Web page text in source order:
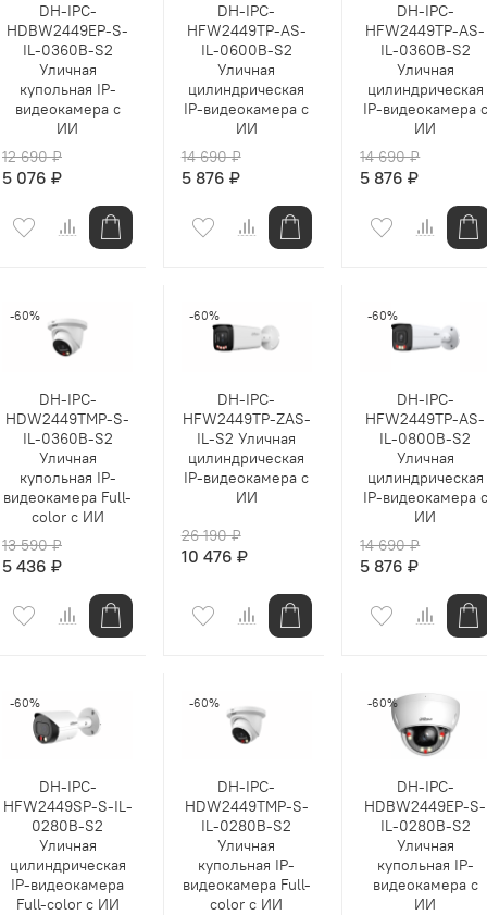
DH-IPC-
HDBW2449EP-S-
IL-0360B-S2
Уличная
купольная IP-
видеокамера с
ИИ
12 690 ₽
5 076 ₽
DH-IPC-
HFW2449TP-AS-
IL-0600B-S2
Уличная
цилиндрическая
IP-видеокамера с
ИИ
14 690 ₽
5 876 ₽
DH-IPC-
HFW2449TP-AS-
IL-0360B-S2
Уличная
цилиндрическая
IP-видеокамера с
ИИ
14 690 ₽
5 876 ₽
-60%
DH-IPC-
HDW2449TMP-S-
IL-0360B-S2
Уличная
купольная IP-
видеокамера Full-
color с ИИ
13 590 ₽
5 436 ₽
-60%
DH-IPC-
HFW2449TP-ZAS-
IL-S2 Уличная
цилиндрическая
IP-видеокамера с
ИИ
26 190 ₽
10 476 ₽
-60%
DH-IPC-
HFW2449TP-AS-
IL-0800B-S2
Уличная
цилиндрическая
IP-видеокамера с
ИИ
14 690 ₽
5 876 ₽
-60%
DH-IPC-
HFW2449SP-S-IL-
0280B-S2
Уличная
цилиндрическая
IP-видеокамера
Full-color с ИИ
-60%
DH-IPC-
HDW2449TMP-S-
IL-0280B-S2
Уличная
купольная IP-
видеокамера Full-
color с ИИ
-60%
DH-IPC-
HDBW2449EP-S-
IL-0280B-S2
Уличная
купольная IP-
видеокамера с
ИИ